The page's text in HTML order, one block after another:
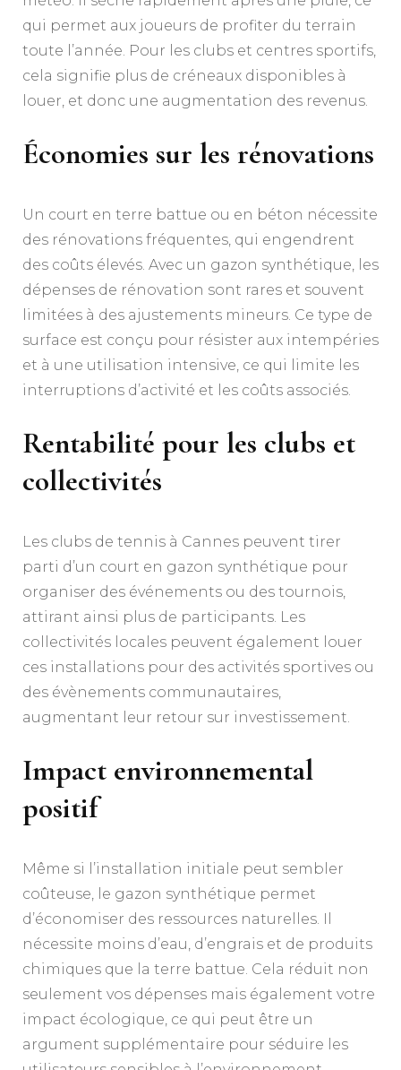
qui permet aux joueurs de profiter du terrain
toute l’année. Pour les clubs et centres sportifs,
cela signifie plus de créneaux disponibles à
louer, et donc une augmentation des revenus.
Économies sur les rénovations
Un court en terre battue ou en béton nécessite
des rénovations fréquentes, qui engendrent
des coûts élevés. Avec un gazon synthétique, les
dépenses de rénovation sont rares et souvent
limitées à des ajustements mineurs. Ce type de
surface est conçu pour résister aux intempéries
et à une utilisation intensive, ce qui limite les
interruptions d’activité et les coûts associés.
Rentabilité pour les clubs et
collectivités
Les clubs de tennis à Cannes peuvent tirer
parti d’un court en gazon synthétique pour
organiser des événements ou des tournois,
attirant ainsi plus de participants. Les
collectivités locales peuvent également louer
ces installations pour des activités sportives ou
des évènements communautaires,
augmentant leur retour sur investissement.
Impact environnemental
positif
Même si l’installation initiale peut sembler
coûteuse, le gazon synthétique permet
d’économiser des ressources naturelles. Il
nécessite moins d’eau, d’engrais et de produits
chimiques que la terre battue. Cela réduit non
seulement vos dépenses mais également votre
impact écologique, ce qui peut être un
argument supplémentaire pour séduire les